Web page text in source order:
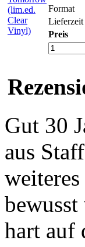
Format
Lieferzeit
Preis
Gut 30
aus
hart auf